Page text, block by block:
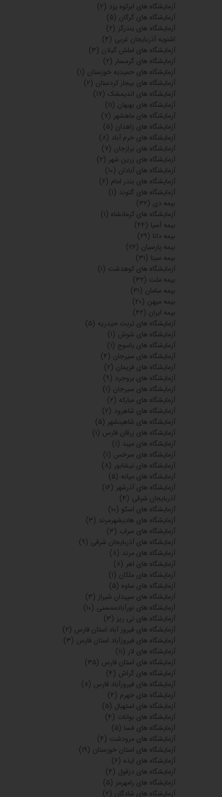
آزمایشگاه های ابرکوه یزد (۲)
آزمایشگاه های گرگان (۵)
آزمایشگاه های بندرگز (۲)
اشنویه آذربایجان غربی (۴)
آزمایشگاه های املش گیلان (۳)
آزمایشگاه های گرمسار (۲)
آزمایشگاه های حمیدیه خوزستان (۱)
آزمایشگاه های بیجار کردستان (۲)
آزمایشگاه های اندیمشک (۱۷)
آزمایشگاه های بهبهان (۱۱)
آزمایشگاه های ماهشهر (۷)
آزمایشگاه های زاهدان (۵)
آزمایشگاه های خرم آباد (۸)
آزمایشگاه های برازجان (۷)
آزمایشگاه های زرین شهر (۲)
آزمایشگاه های آبادان (۱۰)
آزمایشگاه های بندر امام (۶)
آزمایشگاه های گتوند (۱)
بیمه دی (۳۲)
آزمایشگاه های کرمانشاه (۱)
بیمه آسیا (۴۴)
بیمه دانا (۲۹)
بیمه پارسیان (۲۶)
بیمه سینا (۳۱)
آزمایشگاه های کوهدشت (۱)
بیمه ملت (۳۲)
بیمه سامان (۳۱)
بیمه میهن (۲۰)
بیمه ایران (۴۲)
آزمایشگاه های تربت حیدریه (۵)
آزمایشگاه های شوش (۱)
آزمایشگاه های یاسوج (۱)
آزمایشگاه های سیرجان (۴)
آزمایشگاه های فریمان (۲)
آزمایشگاه های بروجرد (۹)
آزمایشگاه های سیرجان (۱)
آزمایشگاه های مبارکه (۲)
آزمایشگاه های شاهرود (۲)
آزمایشگاه های شاهینشهر (۵)
آزمایشگاه های زرقان فارس (۱)
آزمایشگاه های میبد (۱)
آزمایشگاه های سرخس (۱)
آزمایشگاه های نیشابور (۸)
آزمایشگاه های میانه (۵)
آزمایشگاه های آذرشهر (۱۶)
آذربایجان شرقی (۴)
آزمایشگاه های اسکو (۱۰)
آزمایشگاه های هادیشهرمرند (۳)
آزمایشگاه های سراب (۳)
آزمایشگاه های آذربایجان شرقی (۹)
آزمایشگاه های مرند (۸)
آزمایشگاه های اهر (۸)
آزمایشگاه های ملکان (۱)
آزمایشگاه های ساوه (۵)
آزمایشگاه های سپیدان شیراز (۳)
آزمایشگاه های نورآبادممسنی (۱۰)
آزمایشگاه های نی ریز (۳)
آزمایشگاه های فیروز آباد استان فارس (۲)
آزمایشگاه های فیروزآباد استان فارس (۳)
آزمایشگاه های لار (۱۱)
آزمایشگاه های استان فارس (۳۵)
آزمایشگاه های گراش (۴)
آزمایشگاه های فیروزآباد فارس (۸)
آزمایشگاه های جهرم (۴)
آزمایشگاه های استهبال (۵)
آزمایشگاه های بوانات (۴)
آزمایشگاه های فسا (۵)
آزمایشگاه های مرودشت (۴)
آزمایشگاه های استان خوزستان (۱۹)
آزمایشگاه های ایذه (۶)
آزمایشگاه های دزفول (۴)
آزمایشگاه های رامهرمز (۵)
آزمایشگاه های شادگان (۲)